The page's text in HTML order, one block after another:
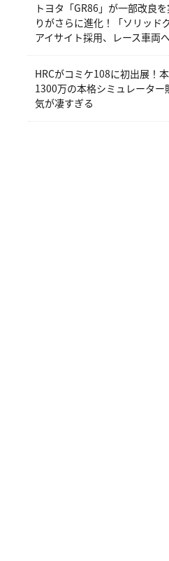
トヨタ「GR86」が一部改良
りがさらに進化！「ソリッド
アイサイト採用、レース車両
HRCがコミケ108に初出展！
1300万の本格シミュレータ
気が凄すぎる